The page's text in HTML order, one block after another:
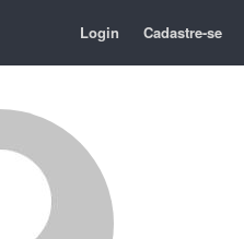
Login Cadastre-se